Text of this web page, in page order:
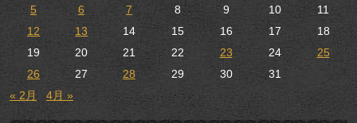
5
6 7 8 9 10
11
12
13 14 15 16 17
18
19
20 21 22 23 24
25
26
27 28 29 30
31
« 2月
4月 »